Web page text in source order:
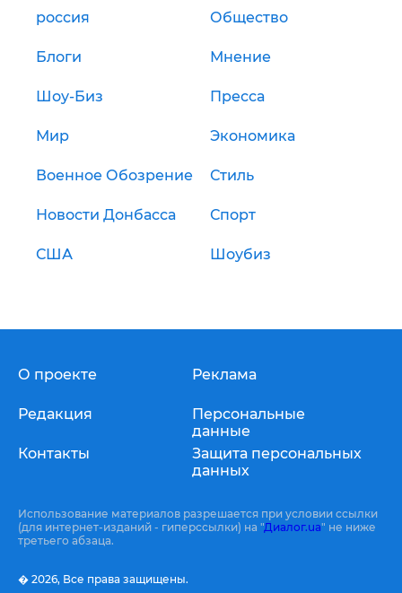
россия Общество
Блоги Мнение
Шоу-Биз Пресса
Мир Экономика
Военное Обозрение Стиль
Новости Донбасса Спорт
США Шоубиз
О проекте
Редакция
Контакты
Реклама
Персональные
данные
Защита персональных
данных
Использование материалов разрешается при условии ссылки
(для интернет-изданий - гиперссылки) на "Диалог.ua" не ниже
третьего абзаца.
� 2026, Все права защищены.